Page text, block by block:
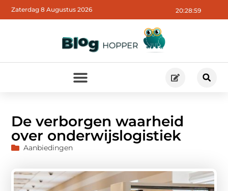
20:29:00
Zaterdag 8 Augustus 2026
De verborgen waarheid
over onderwijslogistiek
Aanbiedingen